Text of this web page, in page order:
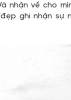
nhận về cho
ghi nhận sự